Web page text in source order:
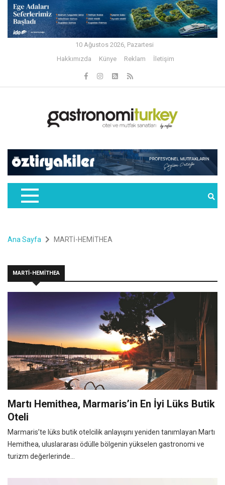
10 Ağustos 2026, Pazartesi
Hakkımızda
Künye Reklam İletişim
Ana Sayfa MARTİ-HEMİTHEA
MARTİ-HEMİTHEA
Martı Hemithea, Marmaris’in En İyi Lüks Butik
Oteli
Marmaris’te lüks butik otelcilik anlayışını yeniden tanımlayan Martı
Hemithea, uluslararası ödülle bölgenin yükselen gastronomi ve
turizm değerlerinde...